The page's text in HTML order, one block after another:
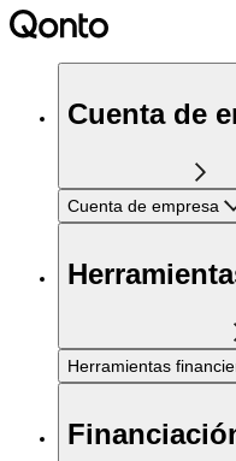
Cuenta de
Cuenta de empresa
Herramientas